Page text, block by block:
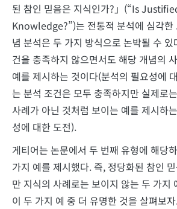
된 참인 믿음은 지식인가?」(“Is
Knowledge?”)는 전통적 분석에 심각한
념 분석은 두 가지 방식으로 논박될 수
건을 충족하지 않으면서도 해당 개념의
예를 제시하는 것이다(분석의 필요성에
는 분석 조건은 모두 충족하지만 실제로
사례가 아닌 것처럼 보이는 예를 제시하
성에 대한 도전).
게티어는 논문에서 두 번째 유형에 해당
가지 예를 제시했다. 즉, 정당화된 참인
만 지식의 사례로는 보이지 않는 두 가지
이 두 가지 예 중 더 유명한 것을 살펴보